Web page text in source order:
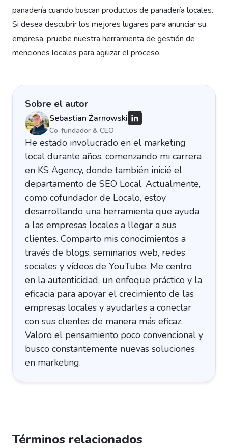
panadería cuando buscan productos de panadería locales.
Si desea descubrir los mejores lugares para anunciar su
empresa, pruebe nuestra herramienta de gestión de
menciones locales para agilizar el proceso.
Sobre el autor
Sebastian Żarnowski
Co-fundador & CEO
He estado involucrado en el marketing
local durante años, comenzando mi carrera
en KS Agency, donde también inicié el
departamento de SEO Local. Actualmente,
como cofundador de Localo, estoy
desarrollando una herramienta que ayuda
a las empresas locales a llegar a sus
clientes. Comparto mis conocimientos a
través de blogs, seminarios web, redes
sociales y vídeos de YouTube. Me centro
en la autenticidad, un enfoque práctico y la
eficacia para apoyar el crecimiento de las
empresas locales y ayudarles a conectar
con sus clientes de manera más eficaz.
Valoro el pensamiento poco convencional y
busco constantemente nuevas soluciones
en marketing.
Términos relacionados